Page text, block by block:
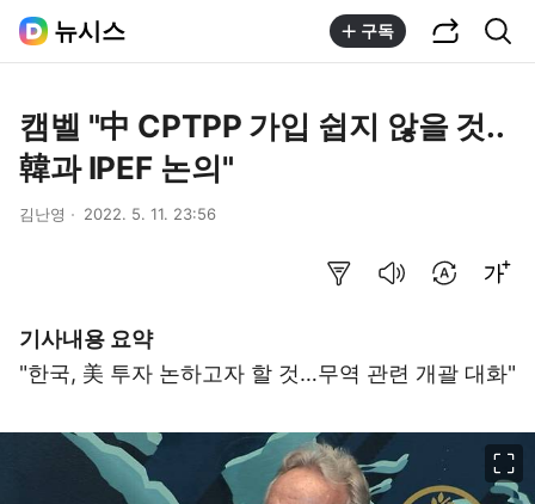
뉴시스 구독
캠벨 "中 CPTPP 가입 쉽지 않을 것..
韓과 IPEF 논의"
김난영 2022. 5. 11. 23:56
기사내용 요약
"한국, 美 투자 논하고자 할 것…무역 관련 개괄 대화"